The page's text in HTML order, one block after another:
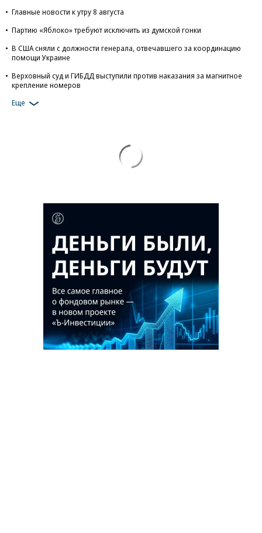
Главные новости к утру 8 августа
Партию «Яблоко» требуют исключить из думской гонки
В США сняли с должности генерала, отвечавшего за координацию
помощи Украине
Верховный суд и ГИБДД выступили против наказания за магнитное
крепление номеров
Еще